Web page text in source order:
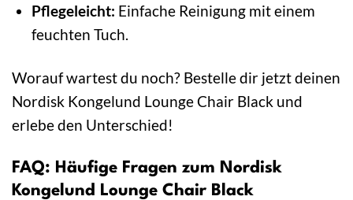
Pflegeleicht: Einfache Reinigung mit einem
feuchten Tuch.
Worauf wartest du noch? Bestelle dir jetzt deinen
Nordisk Kongelund Lounge Chair Black und
erlebe den Unterschied!
FAQ: Häufige Fragen zum Nordisk
Kongelund Lounge Chair Black